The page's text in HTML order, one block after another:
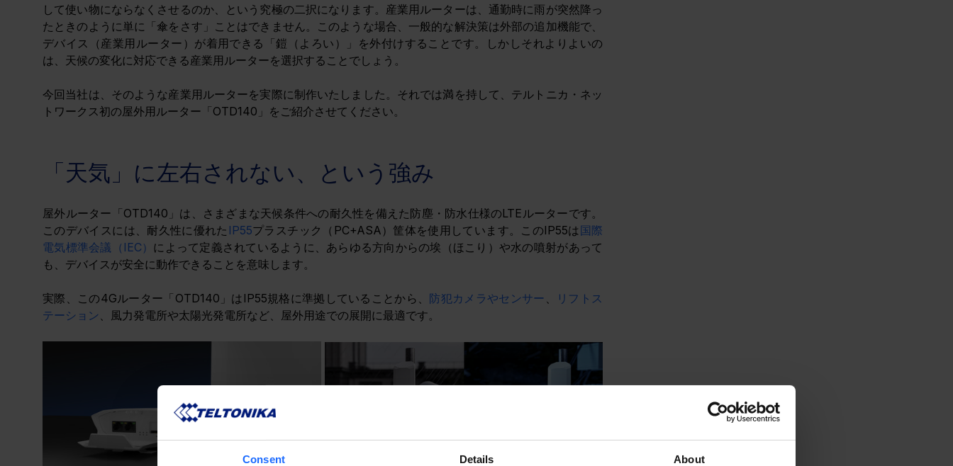
Consent Details About
して使い物にならなくさせるのか、という究極の二択になります。産業用ルーターは、通勤時に雨が突然降っ
たときのように単に「傘をさす」ことはできません。このような場合、一般的な解決策は外部の追加機能で、
デバイス（産業用ルーター）が着用できる「鎧（よろい）」を外付けすることです。しかしそれよりよいの
は、天候の変化に対応できる産業用ルーターを選択することでしょう。
今回当社は、そのような産業用ルーターを実際に制作いたしました。それでは満を持して、テルトニカ・ネッ
トワークス初の屋外用ルーター「OTD140」をご紹介させてください。
「天気」に左右されない、という強み
屋外ルーター「OTD140」は、さまざまな天候条件への耐久性を備えた防塵・防水仕様のLTEルーターです。
このデバイスには、耐久性に優れた IP55プラスチック（PC+ASA）筐体を使用しています。このIP55は 国際
電気標準会議（IEC） によって定義されているように、あらゆる方向からの埃（ほこり）や水の噴射があって
も、デバイスが安全に動作できることを意味します。
実際、この4Gルーター「OTD140」はIP55規格に準拠していることから、 防犯カメラやセンサー
リフトス
テーション 、風力発電所や太陽光発電所など、屋外用途での展開に最適です。